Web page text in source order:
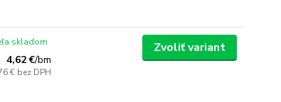
4,62 €/bm
€ bez DPH
skladom Zvoliť variant